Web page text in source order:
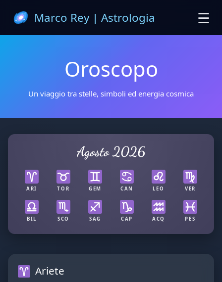
Marco Rey | Astrologia ☰
Oroscopo
Un viaggio tra stelle, simboli ed energia cosmica
Agosto 2026
ARI TOR GEM CAN LEO VER
BIL SCO SAG CAP ACQ PES
Ariete